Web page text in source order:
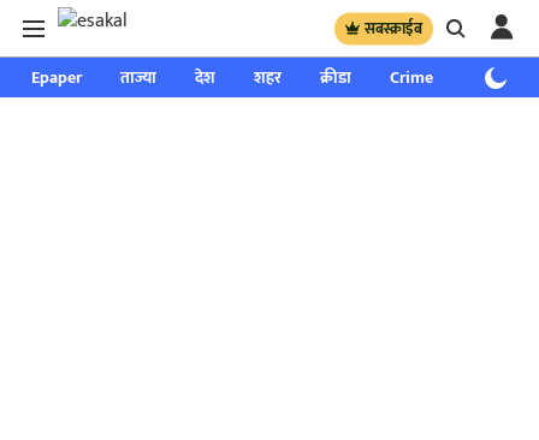
सबस्क्राईब
Epaper ताज्या देश शहर क्रीडा Crime साप्ताहिक